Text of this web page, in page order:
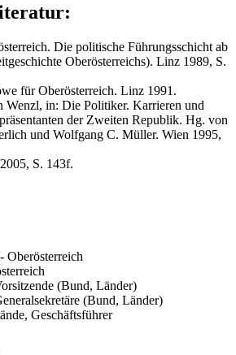
Die politische Führungsschicht ab
Oberösterreichs). Linz 1989, S.
für Oberösterreich. Linz 1991.
Wenzl, in: Die Politiker. Karrieren und
der Zweiten Republik. Hg. von
und Wolfgang C. Müller. Wien 1995,
S. 143f.
Oberösterreich
(Bund, Länder)
(Bund, Länder)
Geschäftsführer